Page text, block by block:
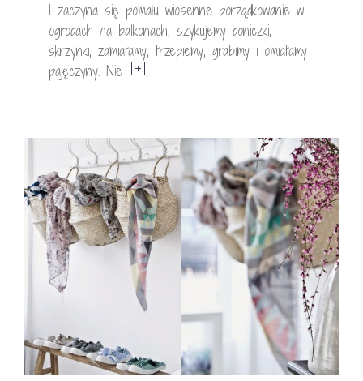
I zaczyna się pomału wiosenne porządkowanie w
ogrodach na balkonach, szykujemy doniczki,
skrzynki, zamiatamy, trzepiemy, grabimy i omiatamy
pajęczyny. Nie